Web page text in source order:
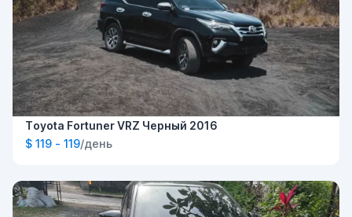
Toyota Fortuner VRZ Черный 2016
$ 119 - 119/день